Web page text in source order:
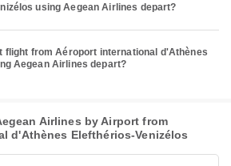
using Aegean Airlines depart?
flight from Aéroport international d'Athènes
Aegean Airlines depart?
Airlines by Airport from
d'Athènes Elefthérios-Venizélos